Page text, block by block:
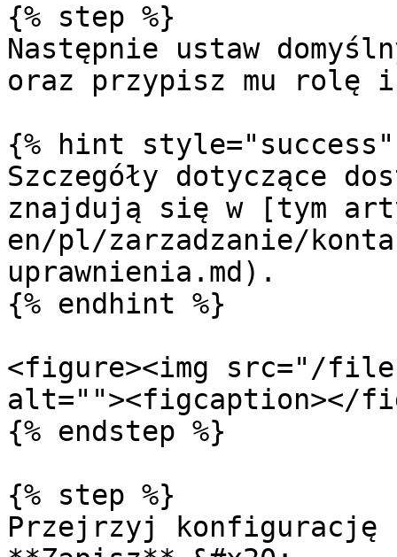
{% step %}
Następnie ustaw
oraz przypisz mu rolę
{% hint style="success"
Szczegóły dotyczące
znajdują się w [tym
en/pl/zarzadzanie/
uprawnienia.md).
{% endhint %}
<figure><img src="/files/
alt=""><figcaption></
{% endstep %}
{% step %}
Przejrzyj